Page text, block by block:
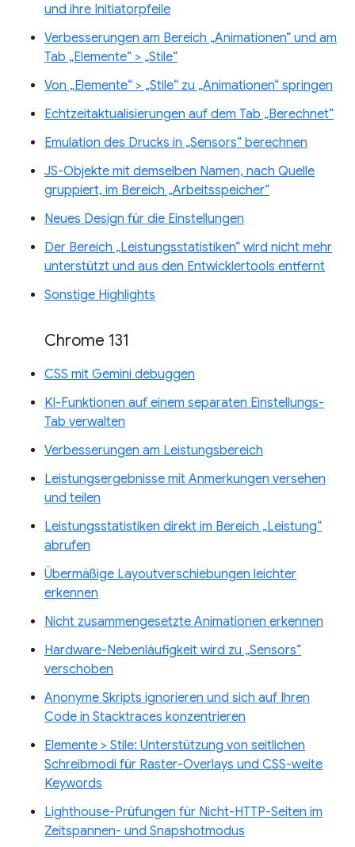
und ihre Initiatorpfeile
Verbesserungen am Bereich „Animationen“ und am
Tab „Elemente“ > „Stile“
Von „Elemente“ > „Stile“ zu „Animationen“ springen
Echtzeitaktualisierungen auf dem Tab „Berechnet“
Emulation des Drucks in „Sensors“ berechnen
JS-Objekte mit demselben Namen, nach Quelle
gruppiert, im Bereich „Arbeitsspeicher“
Neues Design für die Einstellungen
Der Bereich „Leistungsstatistiken“ wird nicht mehr
unterstützt und aus den Entwicklertools entfernt
Sonstige Highlights
Chrome 131
CSS mit Gemini debuggen
KI-Funktionen auf einem separaten Einstellungs-
Tab verwalten
Verbesserungen am Leistungsbereich
Leistungsergebnisse mit Anmerkungen versehen
und teilen
Leistungsstatistiken direkt im Bereich „Leistung“
abrufen
Übermäßige Layoutverschiebungen leichter
erkennen
Nicht zusammengesetzte Animationen erkennen
Hardware-Nebenläufigkeit wird zu „Sensors“
verschoben
Anonyme Skripts ignorieren und sich auf Ihren
Code in Stacktraces konzentrieren
Elemente > Stile: Unterstützung von seitlichen
Schreibmodi für Raster-Overlays und CSS-weite
Keywords
Lighthouse-Prüfungen für Nicht-HTTP-Seiten im
Zeitspannen- und Snapshotmodus